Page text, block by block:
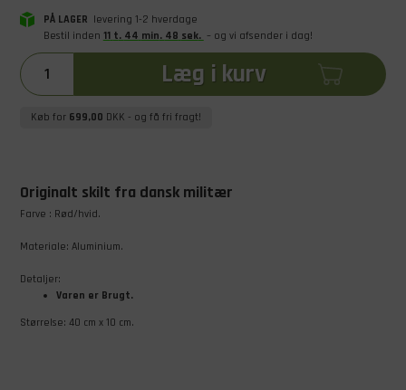
PÅ LAGER levering 1-2 hverdage
Bestil inden 11 t. 44 min. 48 sek. – og vi afsender i dag!
Læg i kurv
Køb for 699,00 DKK - og få fri fragt!
Originalt skilt fra dansk militær
Farve : Rød/hvid.
Materiale: Aluminium.
Detaljer:
Varen er Brugt.
Størrelse: 40 cm x 10 cm.